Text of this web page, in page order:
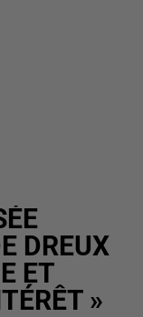
DREUX
ET
»